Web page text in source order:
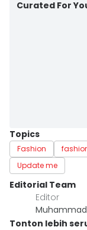
Curated For
Topics
Fashion
Update me
Editorial Team
Editor
Tonton lebih